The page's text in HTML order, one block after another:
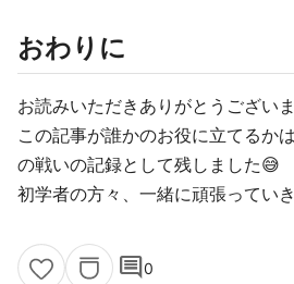
おわりに
お読みいただきありがとうございま
この記事が誰かのお役に立てるか
の戦いの記録として残しました😅
初学者の方々、一緒に頑張ってい
comment0